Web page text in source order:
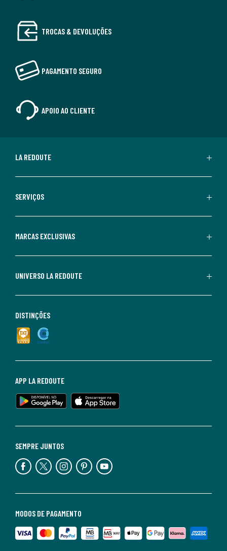
TROCAS & DEVOLUÇÕES
PAGAMENTO SEGURO
APOIO AO CLIENTE
LA REDOUTE
SERVIÇOS
MARCAS EXCLUSIVAS
UNIVERSO LA REDOUTE
MODOS DE PAGAMENTO
SEMPRE JUNTOS
APP LA REDOUTE
DISTINÇÕES